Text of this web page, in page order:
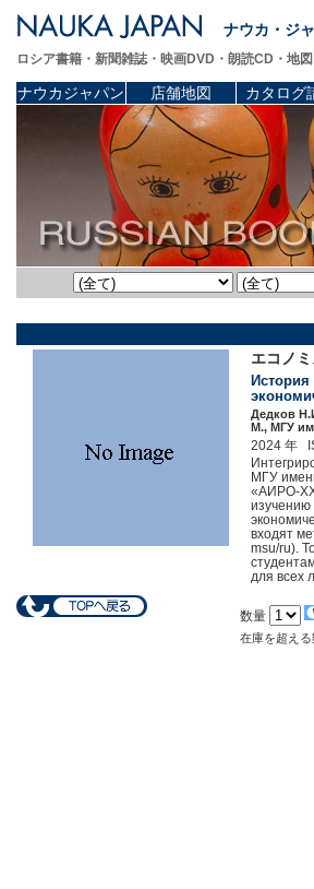
ナウカ・ジ
ロシア書籍・新聞雑誌・映画DVD・朗読CD・地
ナウカジャパン 店舗地図 カタログ
エコノ
Дедков
М., МГУ
2024 年
МГУ
«АИРО-
изучению
входят
msu/ru).
для всех
数量
在庫を超え